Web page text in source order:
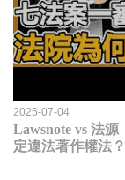
2025-07-04
Lawsnote vs 法
定違法著作權法？